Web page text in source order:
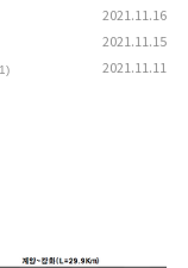
2021.11.16
2021.11.15
2021.11.11